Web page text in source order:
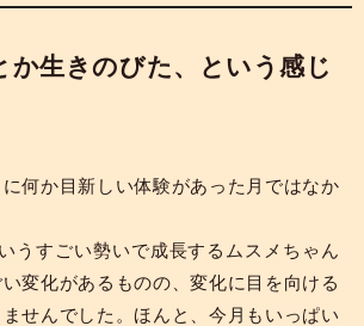
か生きのびた、という感じ
何か目新しい体験があった月ではなか
うすごい勢いで成長するムスメちゃん
変化があるものの、変化に目を向ける
せんでした。ほんと、今月もいっぱい